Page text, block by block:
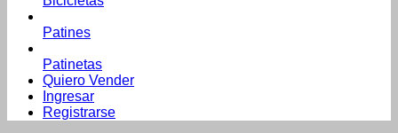
Patines
Patinetas
Quiero Vender
Ingresar
Registrarse